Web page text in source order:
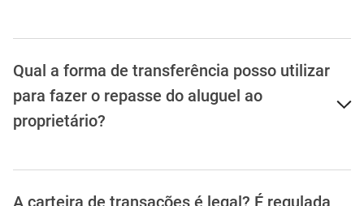
Qual a forma de transferência posso utilizar
para fazer o repasse do aluguel ao
proprietário?
A carteira de transações é legal? É regulada